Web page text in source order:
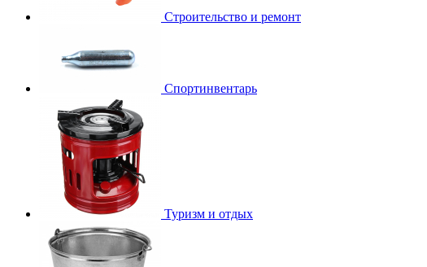
Строительство и ремонт
Спортинвентарь
Туризм и отдых